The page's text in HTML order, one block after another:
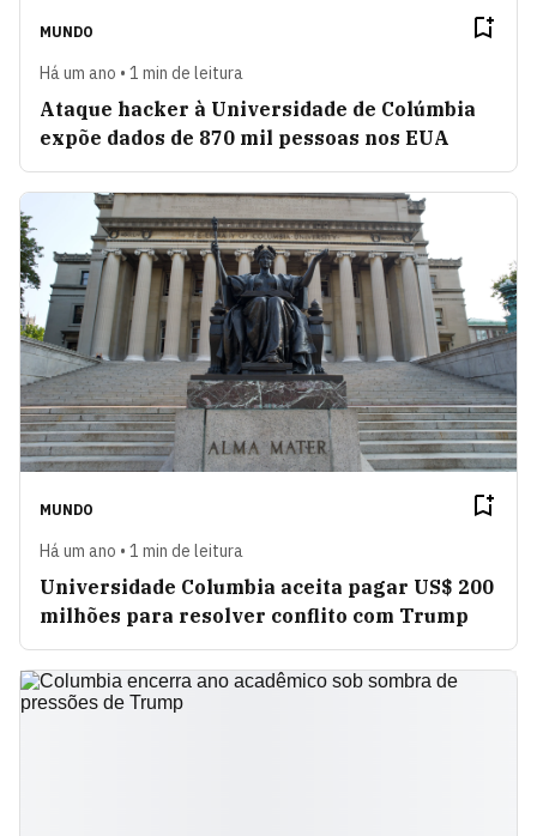
MUNDO
Há um ano • 1 min de leitura
Ataque hacker à Universidade de Colúmbia
expõe dados de 870 mil pessoas nos EUA
MUNDO
Há um ano • 1 min de leitura
Universidade Columbia aceita pagar US$ 200
milhões para resolver conflito com Trump